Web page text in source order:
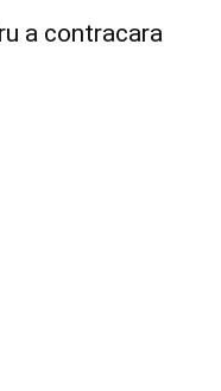
a contracara